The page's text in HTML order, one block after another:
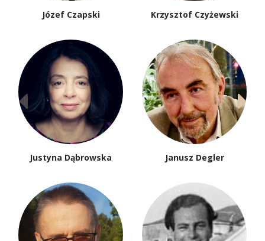
Józef Czapski Krzysztof Czyżewski
Justyna Dąbrowska Janusz Degler